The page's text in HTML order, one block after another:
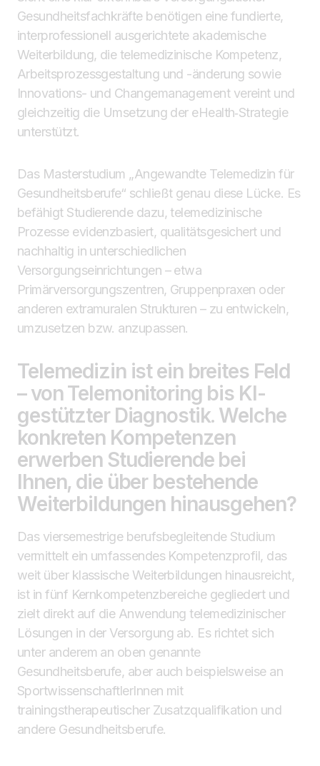
Gesundheitsfachkräfte benötigen eine fundierte,
interprofessionell ausgerichtete akademische
Weiterbildung, die telemedizinische Kompetenz,
Arbeitsprozessgestaltung und -änderung sowie
Innovations- und Changemanagement vereint und
gleichzeitig die Umsetzung der eHealth‑Strategie
unterstützt.
Das Masterstudium „Angewandte Telemedizin für
Gesundheitsberufe“ schließt genau diese Lücke. Es
befähigt Studierende dazu, telemedizinische
Prozesse evidenzbasiert, qualitätsgesichert und
nachhaltig in unterschiedlichen
Versorgungseinrichtungen – etwa
Primärversorgungszentren, Gruppenpraxen oder
anderen extramuralen Strukturen – zu entwickeln,
umzusetzen bzw. anzupassen.
Telemedizin ist ein breites Feld
– von Telemonitoring bis KI-
gestützter Diagnostik. Welche
konkreten Kompetenzen
erwerben Studierende bei
Ihnen, die über bestehende
Weiterbildungen hinausgehen?
Das viersemestrige berufsbegleitende Studium
vermittelt ein umfassendes Kompetenzprofil, das
weit über klassische Weiterbildungen hinausreicht,
ist in fünf Kernkompetenzbereiche gegliedert und
zielt direkt auf die Anwendung telemedizinischer
Lösungen in der Versorgung ab. Es richtet sich
unter anderem an oben genannte
Gesundheitsberufe, aber auch beispielsweise an
SportwissenschaftlerInnen mit
trainingstherapeutischer Zusatzqualifikation und
andere Gesundheitsberufe.